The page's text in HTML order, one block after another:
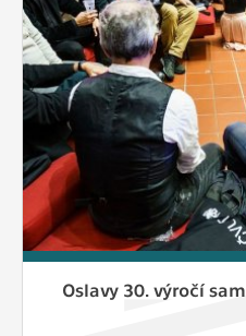
Oslavy 30. výročí